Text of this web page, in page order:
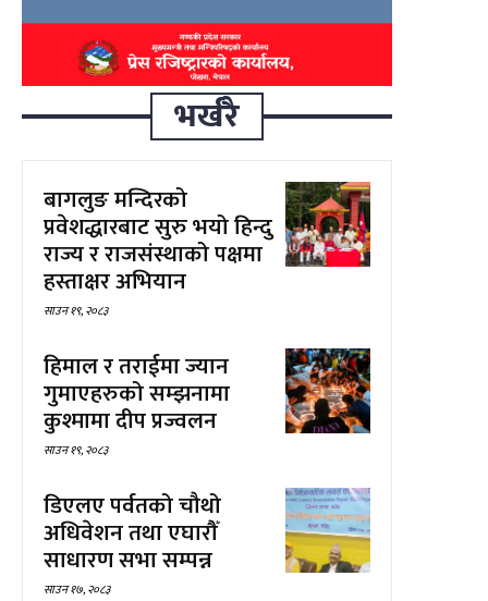
भर्खरै
बागलुङ मन्दिरको
प्रवेशद्धारबाट सुरु भयो हिन्दु
राज्य र राजसंस्थाको पक्षमा
हस्ताक्षर अभियान
साउन १९, २०८३
हिमाल र तराईमा ज्यान
गुमाएहरुको सम्झनामा
कुश्मामा दीप प्रज्वलन
साउन १९, २०८३
डिएलए पर्वतको चौथो
अधिवेशन तथा एघारौँ
साधारण सभा सम्पन्न
साउन १७, २०८३